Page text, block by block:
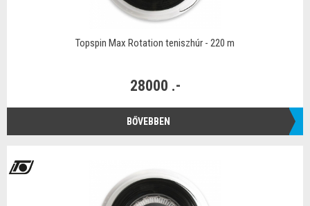
Topspin Max Rotation teniszhúr - 220 m
28000 .-
BŐVEBBEN